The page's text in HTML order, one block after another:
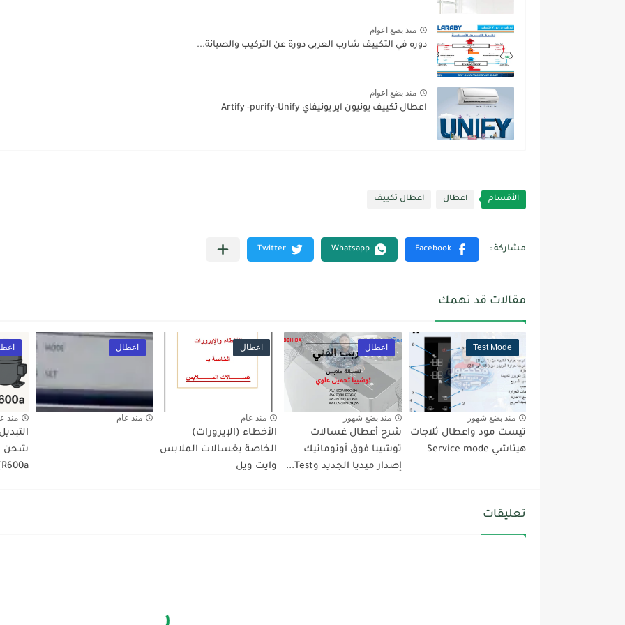
منذ بضع اعوام
دوره في التكييف شارب العربى دورة عن التركيب والصيانة...
منذ بضع اعوام
اعطال تكييف يونيون اير يونيفاي Artify -purify-Unify
الأقسام اعطال اعطال تكييف
مقالات قد تهمك
Test Mode
منذ بضع شهور
تيست مود واعطال ثلاجات
هيتاشي Service mode
اعطال
منذ بضع شهور
شرح أعطال غسالات
توشيبا فوق أوتوماتيك
إصدار ميديا الجديد وTest...
اعطال
منذ عام
الأخطاء (الإيرورات)
الخاصة بغسالات الملابس
وايت ويل
اعطال
منذ عام منذ
R600a)
تعليقات